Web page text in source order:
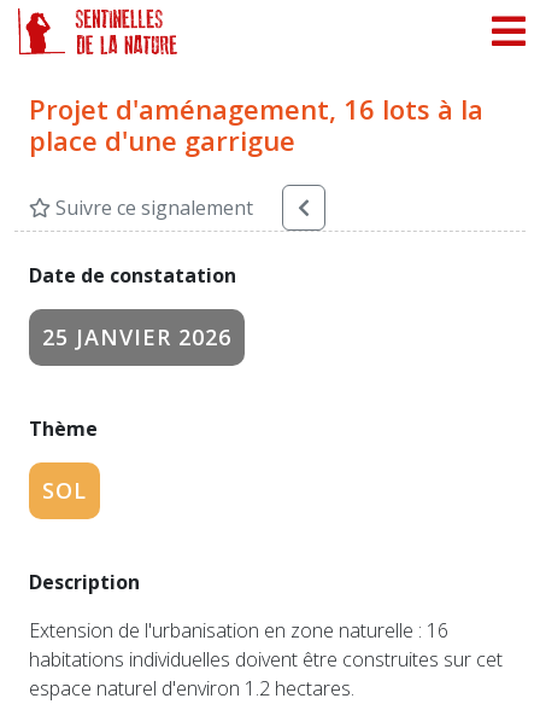
Projet d'aménagement, 16 lots à la
place d'une garrigue
Suivre ce signalement
Date de constatation
25 JANVIER 2026
Thème
SOL
Description
Extension de l'urbanisation en zone naturelle : 16
habitations individuelles doivent être construites sur cet
espace naturel d'environ 1.2 hectares.
Panneau de gestion des cookies